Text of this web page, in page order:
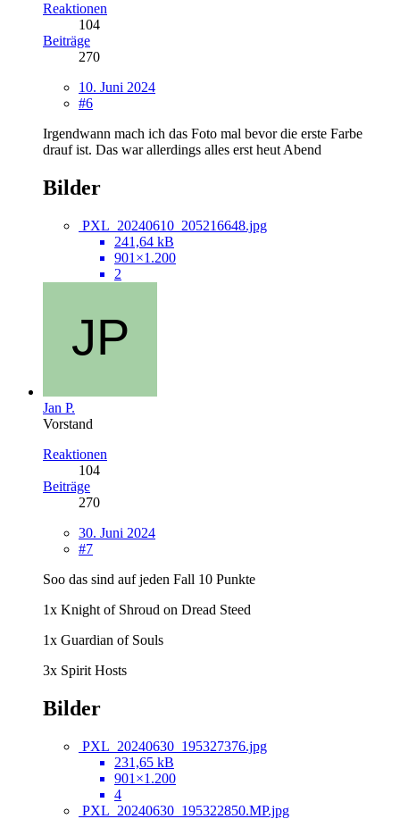
Reaktionen
104
Beiträge
270
10. Juni 2024
#6
Irgendwann mach ich das Foto mal bevor die erste Farbe
drauf ist. Das war allerdings alles erst heut Abend
Bilder
PXL_20240610_205216648.jpg
241,64 kB
901×1.200
2
Jan P.
Vorstand
Reaktionen
104
Beiträge
270
30. Juni 2024
#7
Soo das sind auf jeden Fall 10 Punkte
1x Knight of Shroud on Dread Steed
1x Guardian of Souls
3x Spirit Hosts
Bilder
PXL_20240630_195327376.jpg
231,65 kB
901×1.200
4
PXL_20240630_195322850.MP.jpg